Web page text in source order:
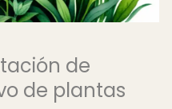
de
de plantas